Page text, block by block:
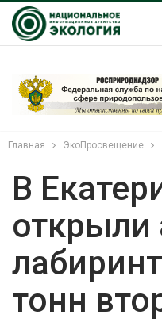
Главная ЭкоПросвещение
В
открыли
тонн